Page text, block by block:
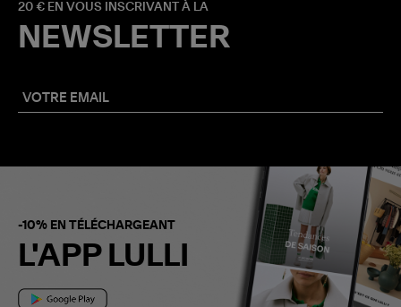
20 € EN VOUS INSCRIVANT À LA
NEWSLETTER
-10% EN TÉLÉCHARGEANT
L'APP LULLI